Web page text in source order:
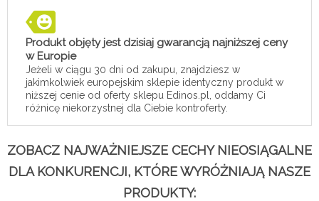
Produkt objęty jest dzisiaj gwarancją najniższej ceny
w Europie
Jeżeli w ciągu 30 dni od zakupu, znajdziesz w
jakimkolwiek europejskim sklepie identyczny produkt w
niższej cenie od oferty sklepu Edinos.pl, oddamy Ci
różnicę niekorzystnej dla Ciebie kontroferty.
ZOBACZ NAJWAŻNIEJSZE CECHY NIEOSIĄGALNE
DLA KONKURENCJI, KTÓRE WYRÓŻNIAJĄ NASZE
PRODUKTY: